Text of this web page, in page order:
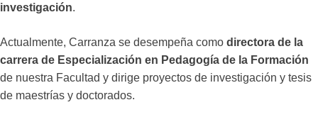
investigación.
Actualmente, Carranza se desempeña como directora de la
carrera de Especialización en Pedagogía de la Formación
de nuestra Facultad y dirige proyectos de investigación y tesis
de maestrías y doctorados.